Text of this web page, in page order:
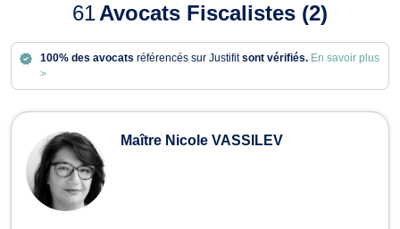
61Avocats Fiscalistes (2)
100% des avocats référencés sur Justifitsont vérifiés. En savoir plus
>
Avocats en Droit Fiscal
Maître Nicole VASSILEV